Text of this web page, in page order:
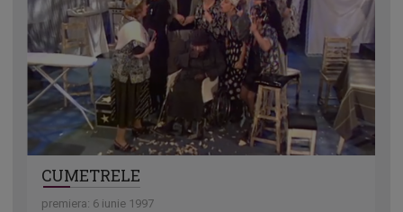
CUMETRELE
premiera: 6 iunie 1997